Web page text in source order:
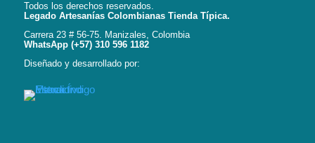
Todos los derechos reservados.
Legado Artesanías Colombianas Tienda Típica.
Carrera 23 # 56-75. Manizales, Colombia
WhatsApp (+57) 310 596 1182
Diseñado y desarrollado por: